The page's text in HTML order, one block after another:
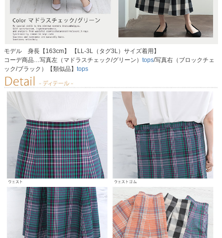
モデル 身長【163cm】 【LL-3L（タグ3L）サイズ着用】
コーデ商品…写真左（マドラスチェック/グリーン） tops/写真右（ブロックチェ
ック/ブラック）【類似品】 tops